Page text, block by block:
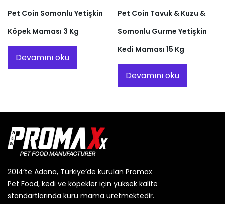
Pet Coin Somonlu Yetişkin
Köpek Maması 3 Kg
Devamını oku
Pet Coin Tavuk & Kuzu &
Somonlu Gurme Yetişkin
Kedi Maması 15 Kg
Devamını oku
2014’te Adana, Türkiye’de kurulan Promax
Pet Food, kedi ve köpekler için yüksek kalite
standartlarında kuru mama üretmektedir.